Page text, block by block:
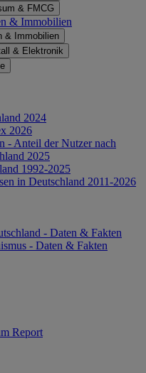
& FMCG
& Immobilien
& Immobilien
& Elektronik
2024
2026
- Anteil der Nutzer nach
2025
1992-2025
in Deutschland 2011-2026
- Daten & Fakten
- Daten & Fakten
Report